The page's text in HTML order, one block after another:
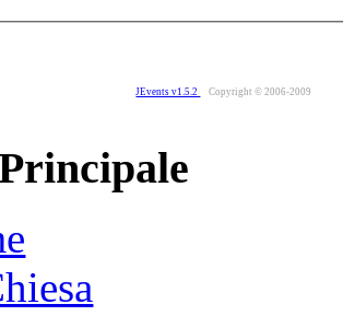
JEvents v1.5.2 Copyright © 2006-2009